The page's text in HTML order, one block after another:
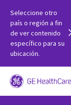
Seleccione otro
país o región a fin
de ver contenido
específico para su
ubicación.